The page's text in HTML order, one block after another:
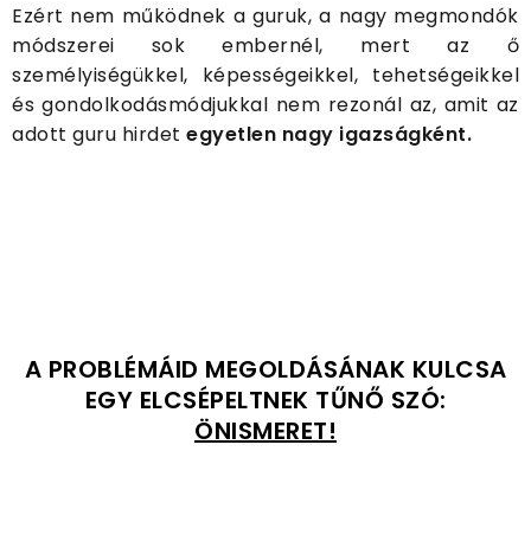
Ezért nem működnek a guruk, a nagy megmondók
módszerei sok embernél, mert az ő
személyiségükkel, képességeikkel, tehetségeikkel
és gondolkodásmódjukkal nem rezonál az, amit az
adott guru hirdet egyetlen nagy igazságként.
A PROBLÉMÁID MEGOLDÁSÁNAK KULCSA
EGY ELCSÉPELTNEK TŰNŐ SZÓ:
ÖNISMERET!